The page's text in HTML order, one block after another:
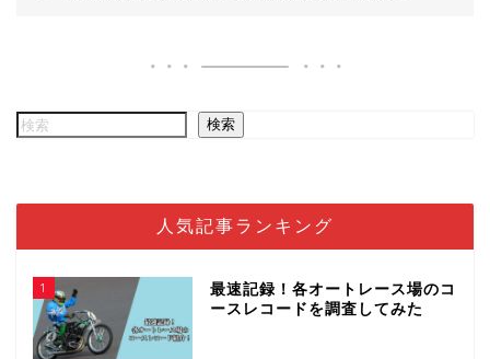
検索
人気記事ランキング
1
最速記録！各オートレース場のコ
ースレコードを調査してみた